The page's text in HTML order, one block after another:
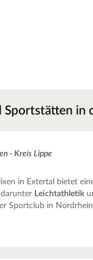
Sportstätten in
- Kreis Lippe
in Extertal bietet
Leichtathletik
Sportclub in